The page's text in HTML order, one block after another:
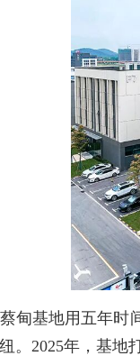
甸基地用五年
。2025年，基